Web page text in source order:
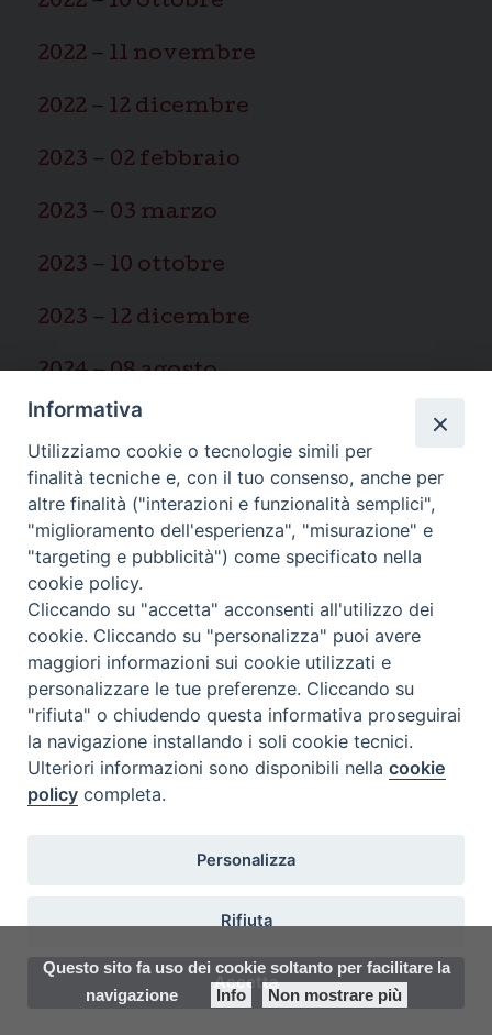
Questo sito fa uso dei cookie soltanto per facilitare la
navigazione
Info Non mostrare più
2022 – 11 novembre
2022 – 12 dicembre
2023 – 02 febbraio
2023 – 03 marzo
2023 – 10 ottobre
2023 – 12 dicembre
2024 – 08 agosto
2025 – 03 marzo
Paolo”
Via Cifali 5-7
95123 Catania - Italia
E-mail:redazione@sdbsicilia.org
E-mail:
facebook
twitteryoutubeinstagram
flickr
Informativa
Utilizziamo cookie o tecnologie simili per
finalità tecniche e, con il tuo consenso, anche per
altre finalità ("interazioni e funzionalità semplici",
"miglioramento dell'esperienza", "misurazione" e
"targeting e pubblicità") come specificato nella
cookie policy.
Cliccando su "accetta" acconsenti all'utilizzo dei
cookie. Cliccando su "personalizza" puoi avere
maggiori informazioni sui cookie utilizzati e
personalizzare le tue preferenze. Cliccando su
"rifiuta" o chiudendo questa informativa proseguirai
la navigazione installando i soli cookie tecnici.
Ulteriori informazioni sono disponibili nellacookie
policy completa.
Personalizza
Rifiuta
Accetta